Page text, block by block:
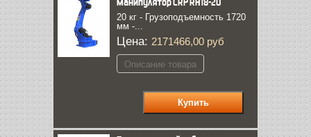
манипулятор CRP RH18-20
20 кг - Грузоподъемность 1720
мм -...
Цена: 2171466,00 руб
Описание товара